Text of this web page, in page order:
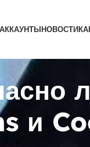
АККАУНТЫНОВОСТИ
и